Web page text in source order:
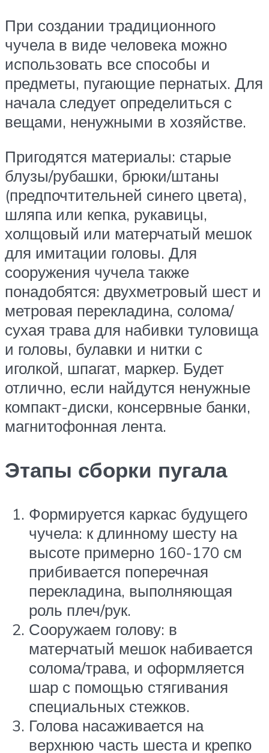
При создании традиционного
чучела в виде человека можно
использовать все способы и
предметы, пугающие пернатых. Для
начала следует определиться с
вещами, ненужными в хозяйстве.
Пригодятся материалы: старые
блузы/рубашки, брюки/штаны
(предпочтительней синего цвета),
шляпа или кепка, рукавицы,
холщовый или матерчатый мешок
для имитации головы. Для
сооружения чучела также
понадобятся: двухметровый шест и
метровая перекладина, солома/
сухая трава для набивки туловища
и головы, булавки и нитки с
иголкой, шпагат, маркер. Будет
отлично, если найдутся ненужные
компакт-диски, консервные банки,
магнитофонная лента.
Этапы сборки пугала
Формируется каркас будущего
чучела: к длинному шесту на
высоте примерно 160-170 см
прибивается поперечная
перекладина, выполняющая
роль плеч/рук.
Сооружаем голову: в
матерчатый мешок набивается
солома/трава, и оформляется
шар с помощью стягивания
специальных стежков.
Голова насаживается на
верхнюю часть шеста и крепко